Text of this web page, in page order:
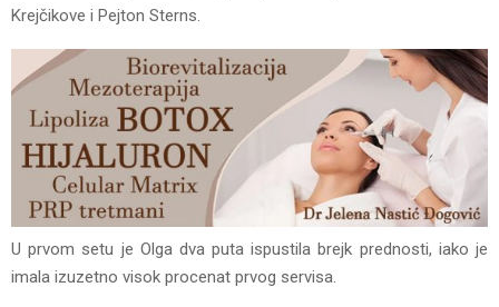
Krejčikove i Pejton Sterns.
U prvom setu je Olga dva puta ispustila brejk prednosti, iako je
imala izuzetno visok procenat prvog servisa.